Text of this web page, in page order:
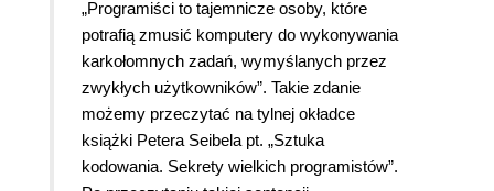
„Programiści to tajemnicze osoby, które
potrafią zmusić komputery do wykonywania
karkołomnych zadań, wymyślanych przez
zwykłych użytkowników”. Takie zdanie
możemy przeczytać na tylnej okładce
książki Petera Seibela pt. „Sztuka
kodowania. Sekrety wielkich programistów”.